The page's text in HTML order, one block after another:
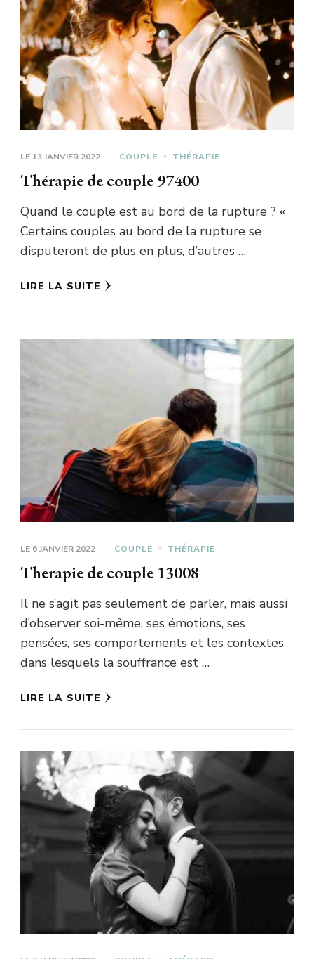
LE 13 JANVIER 2022 COUPLE THÉRAPIE
Thérapie de couple 97400
Quand le couple est au bord de la rupture ? «
Certains couples au bord de la rupture se
disputeront de plus en plus, d’autres …
LIRE LA SUITE
LE 6 JANVIER 2022 COUPLE THÉRAPIE
Therapie de couple 13008
Il ne s’agit pas seulement de parler, mais aussi
d’observer soi-même, ses émotions, ses
pensées, ses comportements et les contextes
dans lesquels la souffrance est …
LIRE LA SUITE